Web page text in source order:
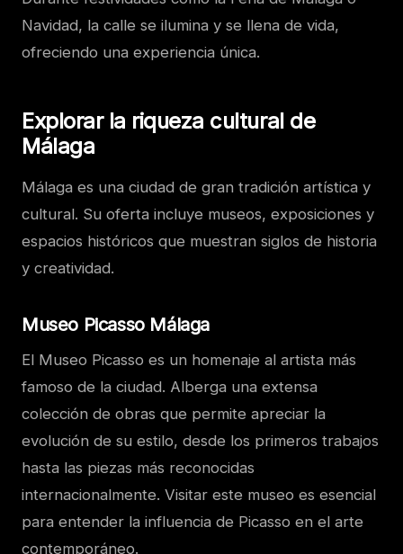
Navidad, la calle se ilumina y se llena de vida,
ofreciendo una experiencia única.
Explorar la riqueza cultural de
Málaga
Málaga es una ciudad de gran tradición artística y
cultural. Su oferta incluye museos, exposiciones y
espacios históricos que muestran siglos de historia
y creatividad.
Museo Picasso Málaga
El Museo Picasso es un homenaje al artista más
famoso de la ciudad. Alberga una extensa
colección de obras que permite apreciar la
evolución de su estilo, desde los primeros trabajos
hasta las piezas más reconocidas
internacionalmente. Visitar este museo es esencial
para entender la influencia de Picasso en el arte
contemporáneo.